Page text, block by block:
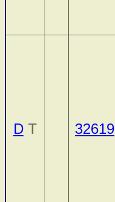
DT 32619